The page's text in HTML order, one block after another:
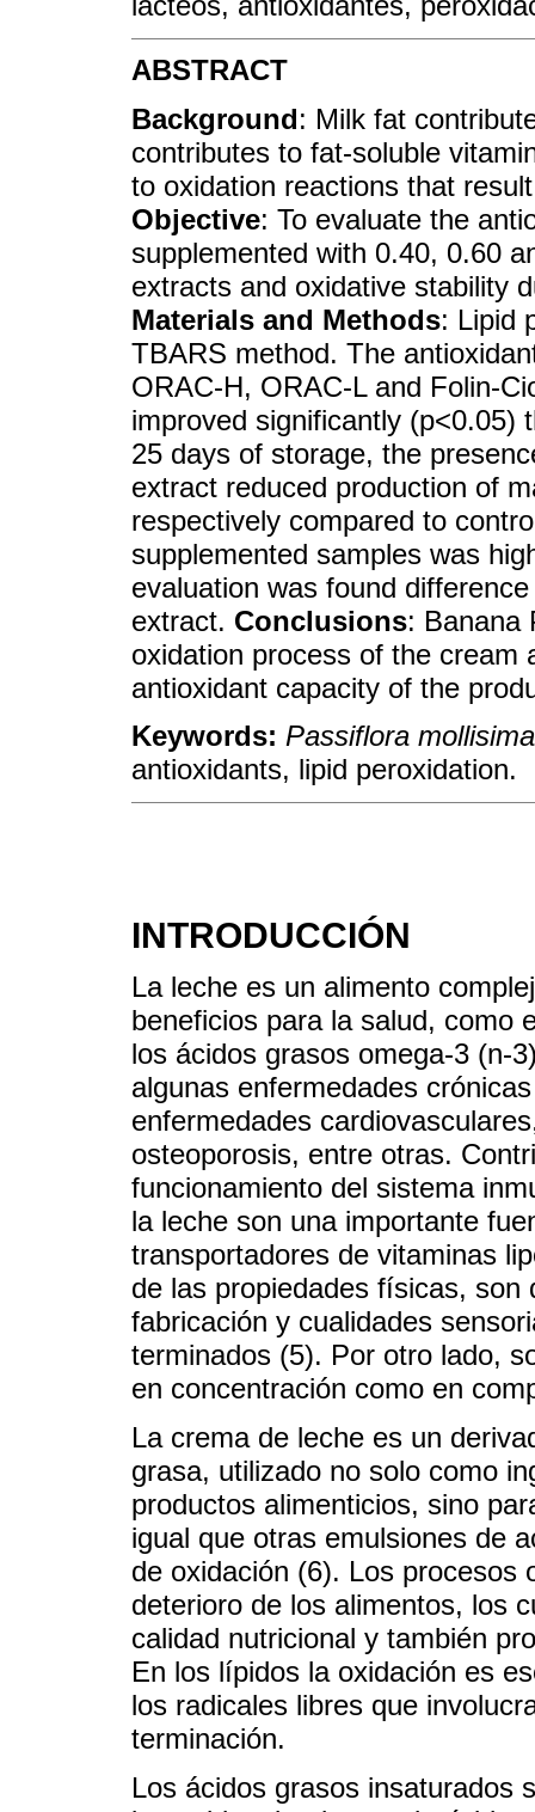
ABSTRACT
Background: Milk fat
contributes to fat-soluble
to oxidation reactions that
Objective: To evaluate the
supplemented with 0.40, 0.60
extracts and oxidative stability
Materials and Methods: Lipid
TBARS method. The
ORAC-H, ORAC-L and Folin-
improved significantly (p<0.05)
25 days of storage, the
extract reduced production of
respectively compared to
supplemented samples was
evaluation was found
extract. Conclusions: Banana
oxidation process of the cream
antioxidant capacity of the
Keywords: Passiflora mollisima
antioxidants, lipid peroxidation.
INTRODUCCIÓN
La leche es un alimento
beneficios para la salud, como
los ácidos grasos omega-3 (n-
algunas enfermedades
enfermedades
osteoporosis, entre otras.
funcionamiento del sistema
la leche son una importante
transportadores de vitaminas
de las propiedades físicas,
fabricación y cualidades
terminados (5). Por otro lado,
en concentración como en
La crema de leche es un
grasa, utilizado no solo como
productos alimenticios, sino
igual que otras emulsiones de
de oxidación (6). Los procesos
deterioro de los alimentos, los
calidad nutricional y también
En los lípidos la oxidación es
los radicales libres que
terminación.
Los ácidos grasos insaturados